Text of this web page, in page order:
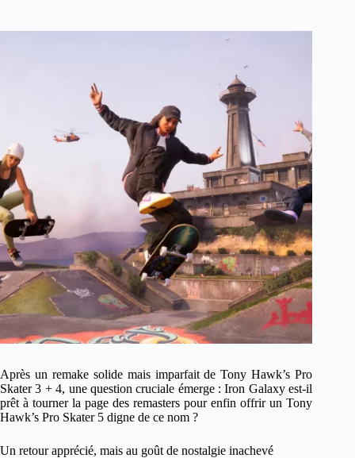
Après un remake solide mais imparfait de Tony Hawk’s Pro
Skater 3 + 4, une question cruciale émerge : Iron Galaxy est-il
prêt à tourner la page des remasters pour enfin offrir un Tony
Hawk’s Pro Skater 5 digne de ce nom ?
Un retour apprécié, mais au goût de nostalgie inachevé